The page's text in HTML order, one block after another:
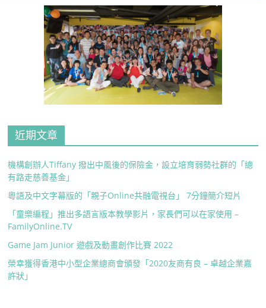
近期文章
機構創辦人Tiffany 撥出中風後的保險金，設立培育弱勢社群的「總
有路走慈善基金」
粵語及中文字幕版的「親子Online共融電視台」 7分鐘簡介短片
「童樂編程」推出多語言版本教學影片，家長們可以在家使用 –
FamilyOnline.TV
Game Jam Junior 遊戲及動畫創作比賽 2022
榮幸獲得香港中小型企業總商會頒發「2020友商有良 – 卓越企業嘉
許狀」